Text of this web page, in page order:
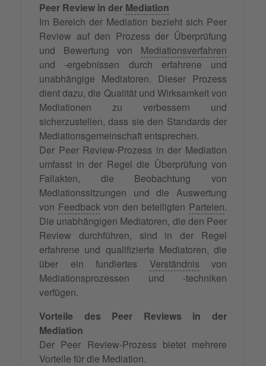
Peer Review in der Mediation
Im Bereich der Mediation bezieht sich Peer
Review auf den Prozess der Überprüfung
und Bewertung von Mediationsverfahren
und -ergebnissen durch erfahrene und
unabhängige Mediatoren. Dieser Prozess
dient dazu, die Qualität und Wirksamkeit von
Mediationen zu verbessern und
sicherzustellen, dass sie den Standards der
Mediationsgemeinschaft entsprechen.
Der Peer Review-Prozess in der Mediation
umfasst in der Regel die Überprüfung von
Fallakten, die Beobachtung von
Mediationssitzungen und die Auswertung
von Feedbackvon den beteiligten Parteien.
Die unabhängigen Mediatoren, die den Peer
Review durchführen, sind in der Regel
erfahrene und qualifizierte Mediatoren, die
über ein fundiertes Verständnis von
Mediationsprozessen und -techniken
verfügen.
Vorteile des Peer Reviews in der
Mediation
Der Peer Review-Prozess bietet mehrere
Vorteile für die Mediation.